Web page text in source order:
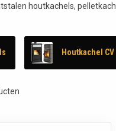
houtkachels,
Houtkachel CV